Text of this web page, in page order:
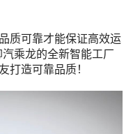
质可靠才能保证高效运
乘龙的全新智能工厂
打造可靠品质！